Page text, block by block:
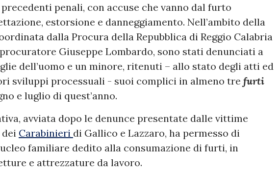
penali, con accuse che vanno dal furto
estorsione e danneggiamento. Nell’ambito della
dalla Procura della Repubblica di Reggio Calabria
Giuseppe Lombardo, sono stati denunciati a
dell’uomo e un minore, ritenuti – allo stato degli atti ed
sviluppi processuali - suoi complici in almeno tre furti
e luglio di quest’anno.
avviata dopo le denunce presentate dalle vittime
Carabinieri di Gallico e Lazzaro, ha permesso di
familiare dedito alla consumazione di furti, in
e attrezzature da lavoro.